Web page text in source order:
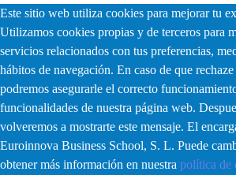
Este sitio web utiliza cookies para mejorar tu
Utilizamos cookies propias y de terceros para
servicios relacionados con tus preferencias,
hábitos de navegación. En caso de que
podremos asegurarle el correcto
funcionalidades de nuestra página web.
volveremos a mostrarte este mensaje. El
Euroinnova Business School, S. L. Puede
obtener más información en nuestra política de